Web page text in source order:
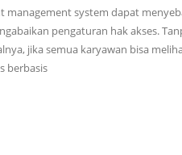
management system dapat
pengaturan hak akses.
jika semua karyawan bisa
berbasis